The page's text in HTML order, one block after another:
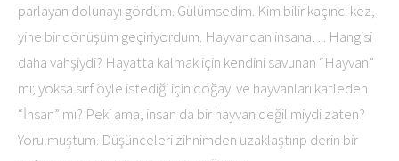
parlayan dolunayı gördüm. Gülümsedim. Kim bilir kaçıncı kez,
yine bir dönüşüm geçiriyordum. Hayvandan insana… Hangisi
daha vahşiydi? Hayatta kalmak için kendini savunan “Hayvan”
mı; yoksa sırf öyle istediği için doğayı ve hayvanları katleden
“İnsan” mı? Peki ama, insan da bir hayvan değil miydi zaten?
Yorulmuştum. Düşünceleri zihnimden uzaklaştırıp derin bir